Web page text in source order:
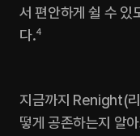
서 편안하게 쉴 수 있
다.4
지금까지 Renight(
떻게 공존하는지 알